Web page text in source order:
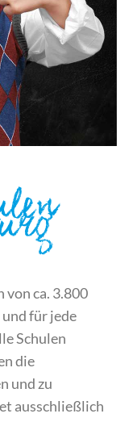
von ca. 3.800
für jede
Schulen
die
und zu
ausschließlich